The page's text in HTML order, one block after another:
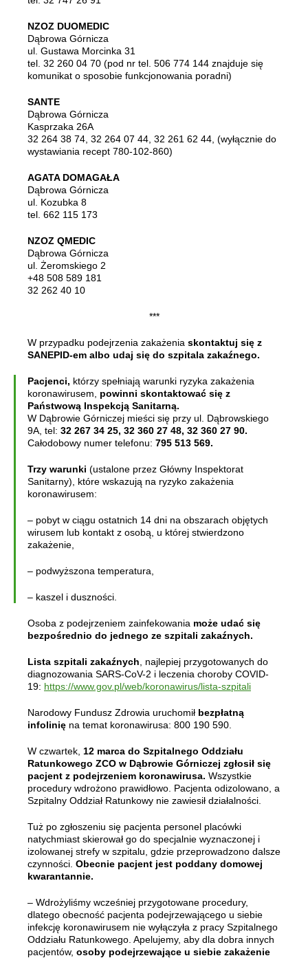
NZOZ DUOMEDIC
Dąbrowa Górnicza
ul. Gustawa Morcinka 31
tel. 32 260 04 70 (pod nr tel. 506 774 144 znajduje się
komunikat o sposobie funkcjonowania poradni)
SANTE
Dąbrowa Górnicza
Kasprzaka 26A
32 264 38 74, 32 264 07 44, 32 261 62 44, (wyłącznie do
wystawiania recept 780-102-860)
AGATA DOMAGAŁA
Dąbrowa Górnicza
ul. Kozubka 8
tel. 662 115 173
NZOZ QMEDIC
Dąbrowa Górnicza
ul. Żeromskiego 2
+48 508 589 181
32 262 40 10
***
W przypadku podejrzenia zakażenia skontaktuj się z
SANEPID-em albo udaj się do szpitala zakaźnego.
Pacjenci, którzy spełniają warunki ryzyka zakażenia
koronawirusem,
powinni skontaktować się z
Państwową Inspekcją Sanitarną.
W Dąbrowie Górniczej mieści się przy ul. Dąbrowskiego
9A, tel: 32 267 34 25, 32 360 27 48, 32 360 27 90.
Całodobowy numer telefonu: 795 513 569.
Trzy warunki (ustalone przez Główny Inspektorat
Sanitarny), które wskazują na ryzyko zakażenia
koronawirusem:
– pobyt w ciągu ostatnich 14 dni na obszarach objętych
wirusem lub kontakt z osobą, u której stwierdzono
zakażenie,
– podwyższona temperatura,
– kaszel i duszności.
Osoba z podejrzeniem zainfekowania może udać się
bezpośrednio do jednego ze szpitali zakaźnych.
Lista szpitali zakaźnych , najlepiej przygotowanych do
diagnozowania SARS-CoV-2 i leczenia choroby COVID-
19: https://www.gov.pl/web/koronawirus/lista-szpitali
Narodowy Fundusz Zdrowia uruchomił bezpłatną
infolinię na temat koronawirusa: 800 190 590.
W czwartek, 12 marca do Szpitalnego Oddziału
Ratunkowego ZCO w Dąbrowie Górniczej zgłosił się
pacjent z podejrzeniem koronawirusa. Wszystkie
procedury wdrożono prawidłowo. Pacjenta odizolowano, a
Szpitalny Oddział Ratunkowy nie zawiesił działalności.
Tuż po zgłoszeniu się pacjenta personel placówki
natychmiast skierował go do specjalnie wyznaczonej i
izolowanej strefy w szpitalu, gdzie przeprowadzono dalsze
czynności. Obecnie pacjent jest poddany domowej
kwarantannie.
– Wdrożyliśmy wcześniej przygotowane procedury,
dlatego obecność pacjenta podejrzewającego u siebie
infekcję koronawirusem nie wyłączyła z pracy Szpitalnego
Oddziału Ratunkowego. Apelujemy, aby dla dobra innych
pacjentów, osoby podejrzewające u siebie zakażenie